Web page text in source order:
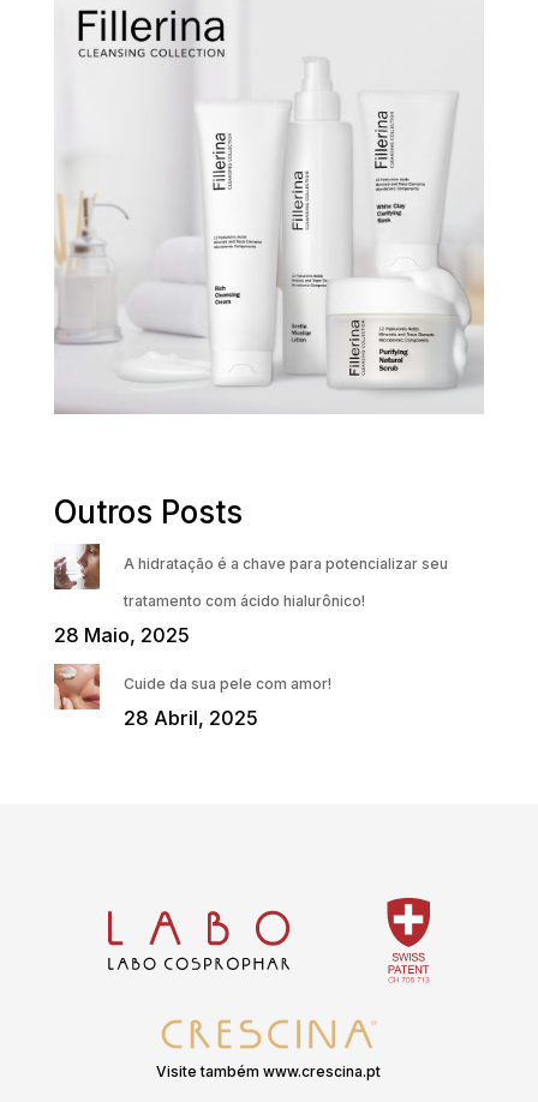
Outros Posts
A hidratação é a chave para potencializar seu
tratamento com ácido hialurônico!
28 Maio, 2025
Cuide da sua pele com amor!
28 Abril, 2025
Visite também www.crescina.pt